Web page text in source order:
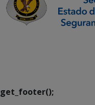
get_footer();